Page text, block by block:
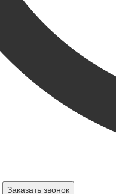
Заказать звонок